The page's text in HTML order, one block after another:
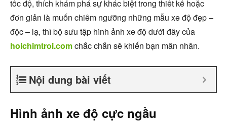
tốc độ, thích khám phá sự khác biệt trong thiết kế hoặc
đơn giản là muốn chiêm ngưỡng những mẫu xe độ đẹp –
độc – lạ, thì bộ sưu tập hình ảnh xe độ dưới đây của
hoichimtroi.comchắc chắn sẽ khiến bạn mãn nhãn.
Nội dung bài viết
Hình ảnh xe độ cực ngầu